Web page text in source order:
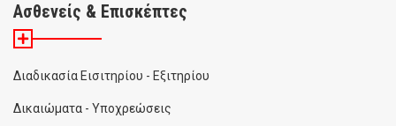
Ασθενείς & Επισκέπτες
Διαδικασία Εισιτηρίου - Εξιτηρίου
Δικαιώματα - Υποχρεώσεις